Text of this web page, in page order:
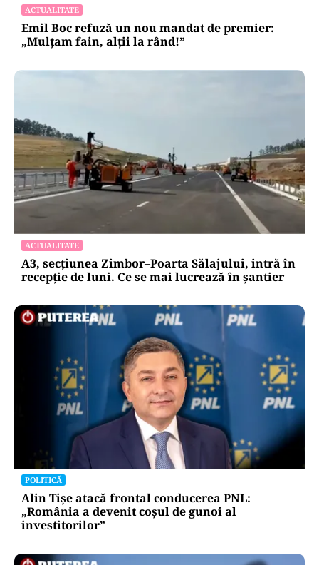
ACTUALITATE
Emil Boc refuză un nou mandat de premier:
„Mulțam fain, alții la rând!”
ACTUALITATE
A3, secțiunea Zimbor–Poarta Sălajului, intră în
recepție de luni. Ce se mai lucrează în șantier
POLITICĂ
Alin Tișe atacă frontal conducerea PNL:
„România a devenit coșul de gunoi al
investitorilor”